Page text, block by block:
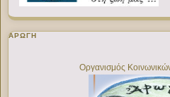
ΑΡΩΓΗ
Οργανισμός